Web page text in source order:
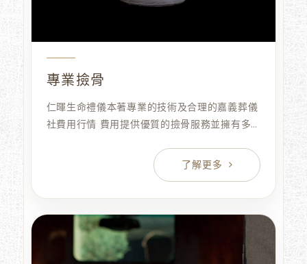
專業撿骨
仁暉生命禮儀本著專業的技術及合理的嘉義葬儀
社費用行情 費用提供優質的撿骨服務並擁有多
使祖靈安穩、 子孫興旺平安 ​